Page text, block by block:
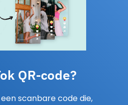
QR-code?
een scanbare code die,